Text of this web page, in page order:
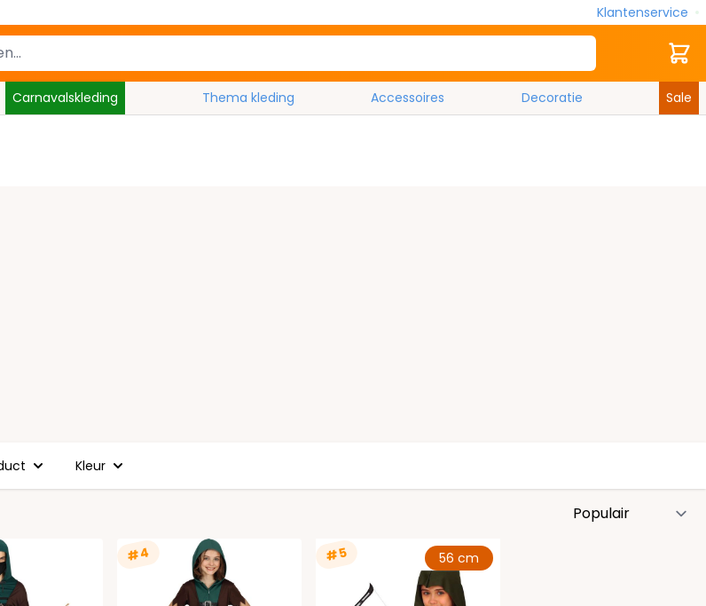
Klantenservice
Zoek Cart
Carnavalskleding Thema kleding Accessoires Decoratie
Sale
Kleur
#4 #5 56 cm